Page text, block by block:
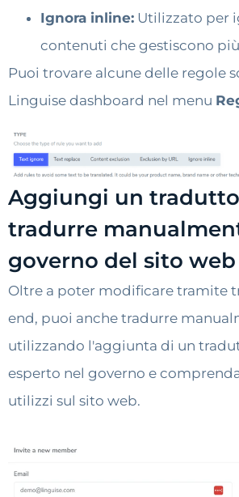
Ignora inline: Utilizzato per
contenuti che gestiscono
Puoi trovare alcune delle regole
Linguise dashboard nel menu
Aggiungi un
tradurre
governo del sito web
Oltre a poter modificare tramite
end, puoi anche tradurre
utilizzando l'aggiunta di un
esperto nel governo e
utilizzi sul sito web.